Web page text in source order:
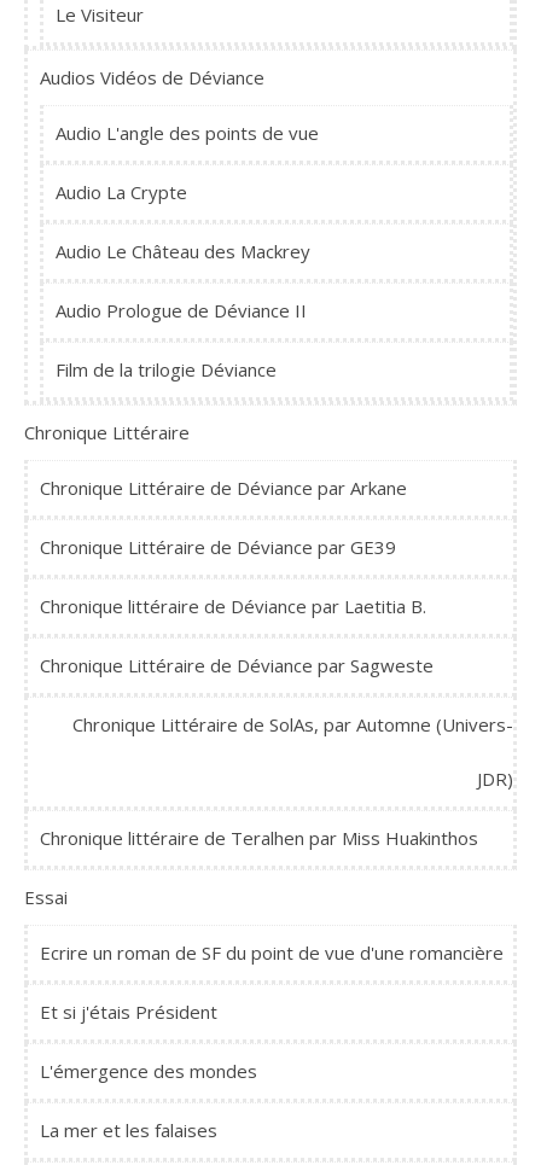
Le Visiteur
Audios Vidéos de Déviance
Audio L'angle des points de vue
Audio La Crypte
Audio Le Château des Mackrey
Audio Prologue de Déviance II
Film de la trilogie Déviance
Chronique Littéraire
Chronique Littéraire de Déviance par Arkane
Chronique Littéraire de Déviance par GE39
Chronique littéraire de Déviance par Laetitia B.
Chronique Littéraire de Déviance par Sagweste
Chronique Littéraire de SolAs, par Automne (Univers-
JDR)
Chronique littéraire de Teralhen par Miss Huakinthos
Essai
Ecrire un roman de SF du point de vue d'une romancière
Et si j'étais Président
L'émergence des mondes
La mer et les falaises